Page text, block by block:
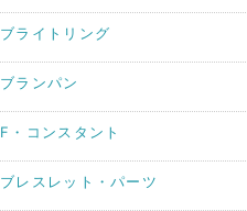
ブライトリング
ブランパン
F・コンスタント
ブレスレット・パーツ